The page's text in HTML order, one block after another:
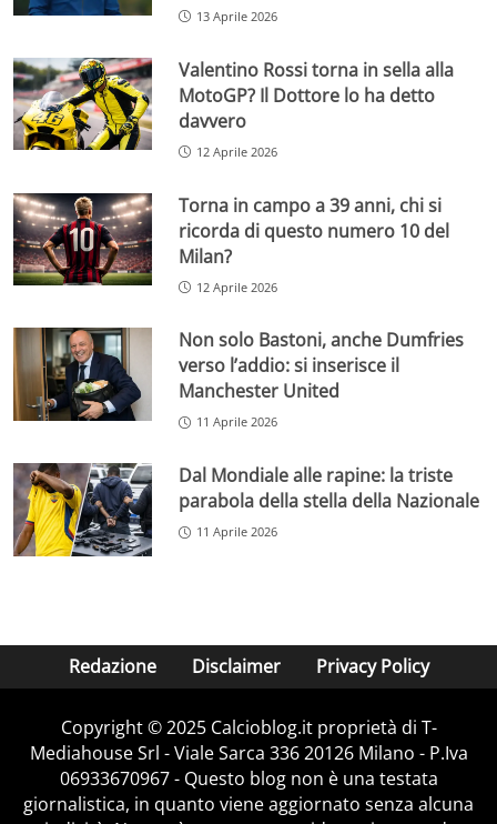
13 Aprile 2026
Valentino Rossi torna in sella alla
MotoGP? Il Dottore lo ha detto
davvero
12 Aprile 2026
Torna in campo a 39 anni, chi si
ricorda di questo numero 10 del
Milan?
12 Aprile 2026
Non solo Bastoni, anche Dumfries
verso l’addio: si inserisce il
Manchester United
11 Aprile 2026
Dal Mondiale alle rapine: la triste
parabola della stella della Nazionale
11 Aprile 2026
Redazione Disclaimer Privacy Policy
Copyright © 2025 Calcioblog.it proprietà di T-
Mediahouse Srl - Viale Sarca 336 20126 Milano - P.Iva
06933670967 - Questo blog non è una testata
giornalistica, in quanto viene aggiornato senza alcuna